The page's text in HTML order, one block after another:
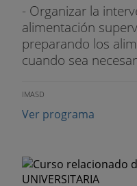
- Organizar la
alimentación
preparando los
cuando sea
IMASD
Ver programa